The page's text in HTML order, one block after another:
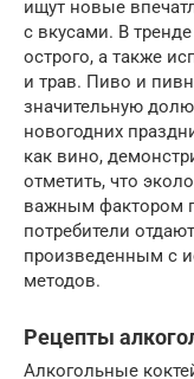
ищут новые
с вкусами. В
острого, а также
и трав. Пиво и
значительную
новогодних
как вино,
отметить, что
важным фактором
потребители
произведенным с
методов.
Рецепты
Алкогольные